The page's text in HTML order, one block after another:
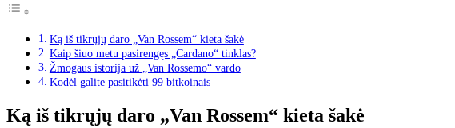
Ką iš tikrųjų daro „Van Rossem“ kieta šakė
Kaip šiuo metu pasirengęs „Cardano“ tinklas?
Žmogaus istorija už „Van Rossemo“ vardo
Kodėl galite pasitikėti 99 bitkoinais
Ką iš tikrųjų daro „Van Rossem“ kieta šakė